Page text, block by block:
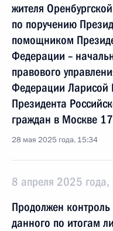
жителя
по поручению
помощником
Федерации –
правового
Федерации Ларисой
Президента
граждан в Москве
28 мая 2025 года, 15:34
8 апреля 2025 года,
Продолжен
данного по итогам